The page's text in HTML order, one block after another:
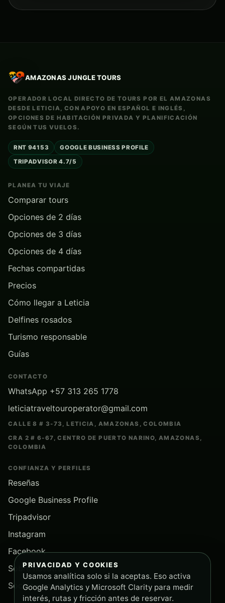
AMAZONAS JUNGLE TOURS
OPERADOR LOCAL DIRECTO DE TOURS POR EL AMAZONAS
DESDE LETICIA, CON APOYO EN ESPAÑOL E INGLÉS,
OPCIONES DE HABITACIÓN PRIVADA Y PLANIFICACIÓN
SEGÚN TUS VUELOS.
RNT 94153
GOOGLE BUSINESS PROFILE
TRIPADVISOR 4.7/5
PLANEA TU VIAJE
Comparar tours
Opciones de 2 días
Opciones de 3 días
Opciones de 4 días
Fechas compartidas
Precios
Cómo llegar a Leticia
Delfines rosados
Turismo responsable
Guías
CONTACTO
WhatsApp +57 313 265 1778
leticiatraveltouroperator@gmail.com
CALLE 8 # 3-73, LETICIA, AMAZONAS, COLOMBIA
CRA 2 # 6-67, CENTRO DE PUERTO NARINO, AMAZONAS,
COLOMBIA
CONFIANZA Y PERFILES
Reseñas
Google Business Profile
Tripadvisor
Instagram
Facebook
Sobre nosotros
Socios y medios
PRIVACIDAD Y COOKIES
Usamos analítica solo si la aceptas. Eso activa
Google Analytics y Microsoft Clarity para medir
interés, rutas y fricción antes de reservar.